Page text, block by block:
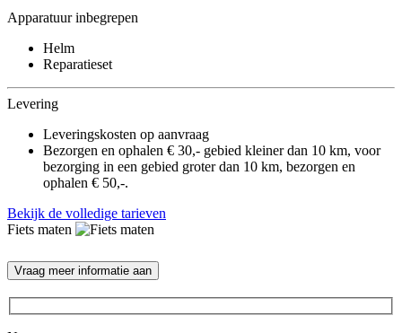
Apparatuur inbegrepen
Helm
Reparatieset
Levering
Leveringskosten op aanvraag
Bezorgen en ophalen € 30,- gebied kleiner dan 10 km, voor
bezorging in een gebied groter dan 10 km, bezorgen en
ophalen € 50,-.
Bekijk de volledige tarieven
Fiets maten
Vraag meer informatie aan